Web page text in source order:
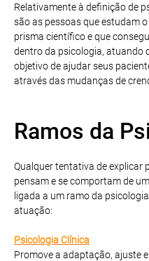
Relativamente à definição de
são as pessoas que estudam
prisma científico e que
dentro da psicologia, atuando
objetivo de ajudar seus
através das mudanças de
Ramos da
Qualquer tentativa de explicar
pensam e se comportam de
ligada a um ramo da
atuação:
Psicologia Clínica
Promove a adaptação, ajuste